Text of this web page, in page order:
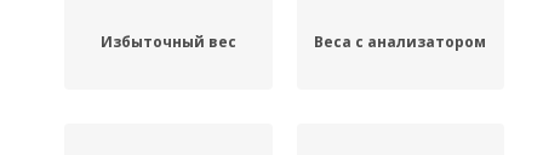
Избыточный вес Веса с анализатором